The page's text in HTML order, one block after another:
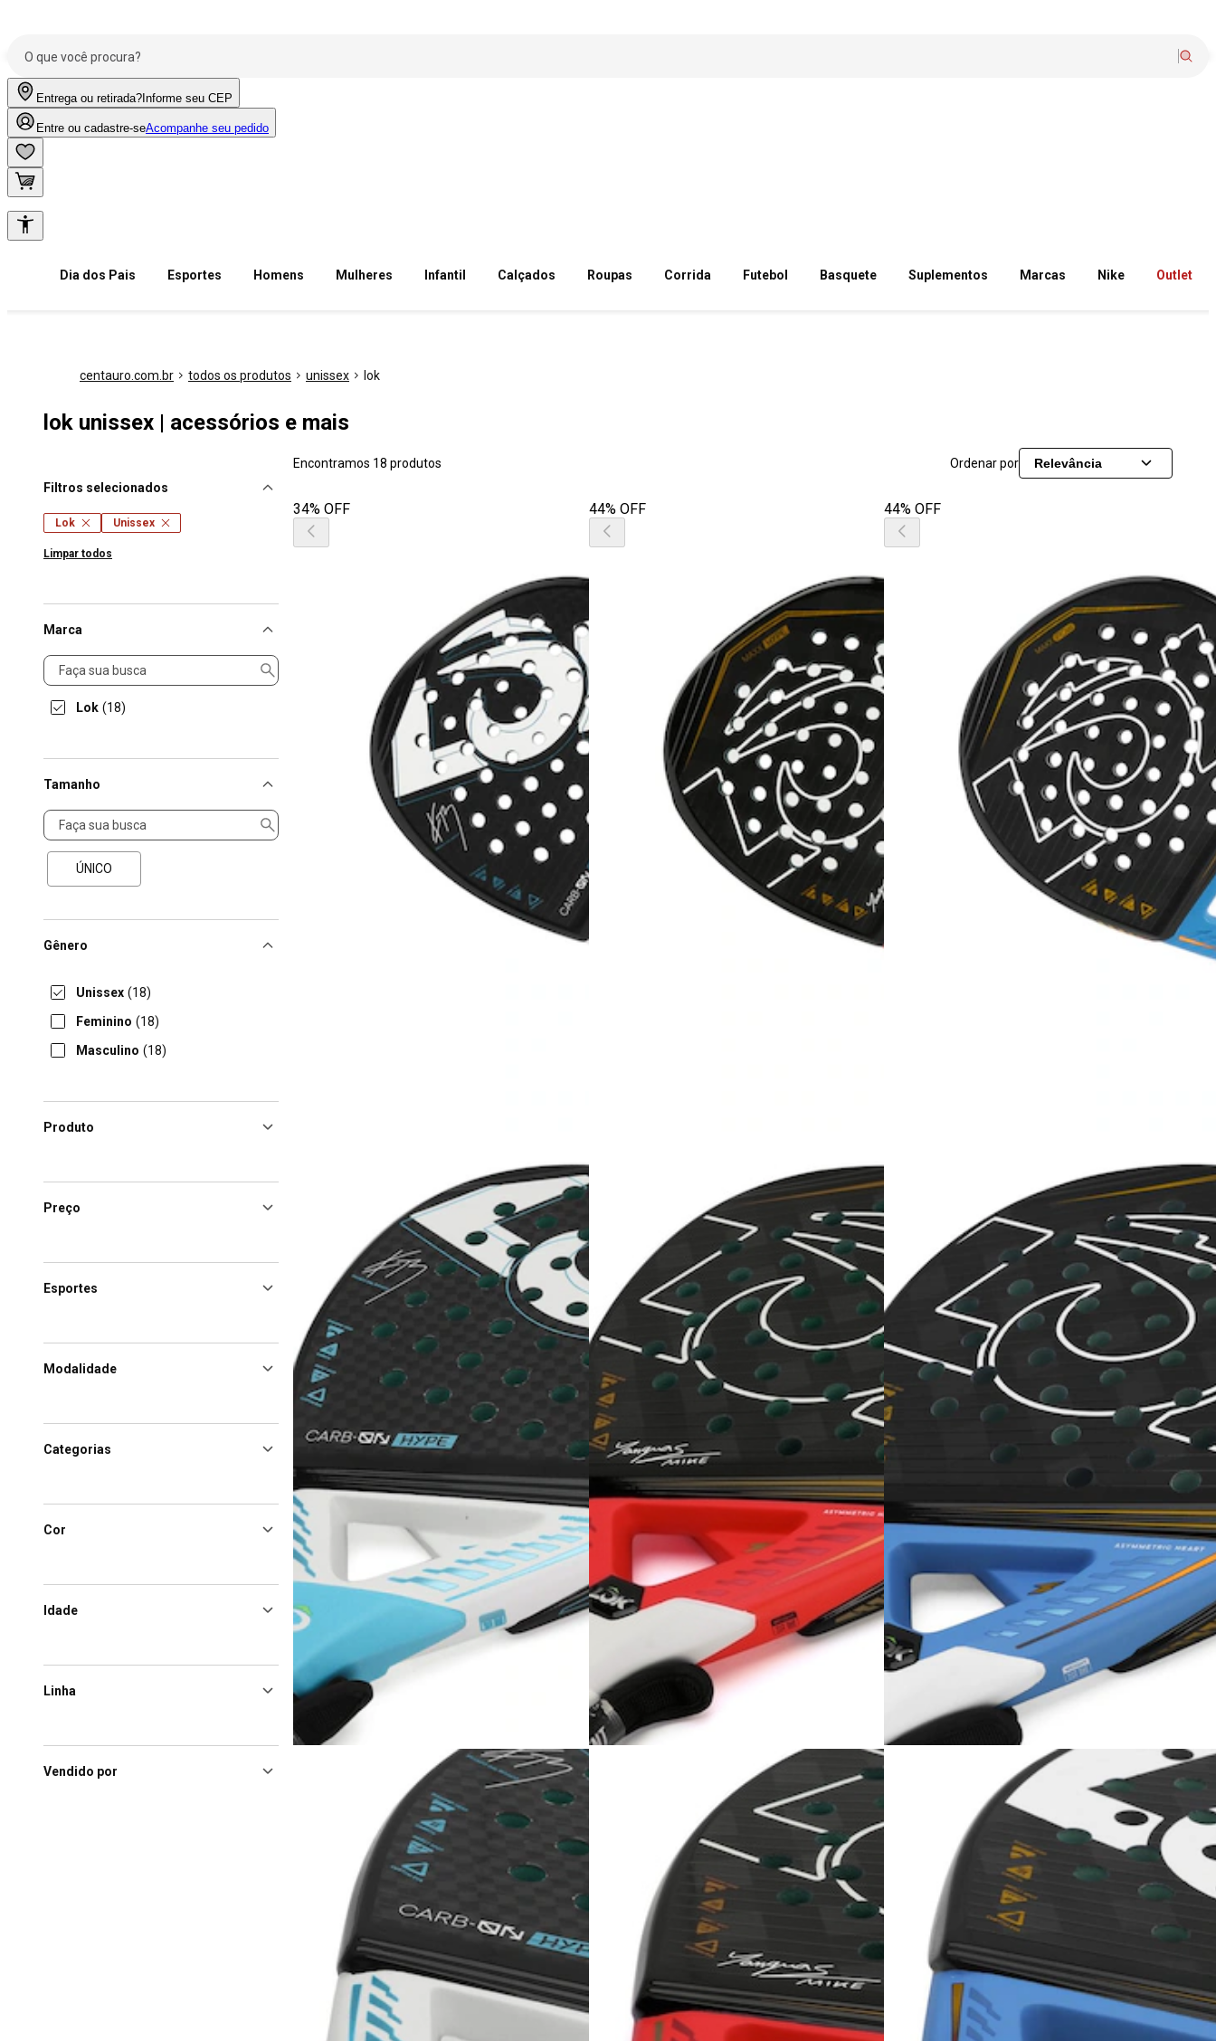
Entrega ou retirada? Informe seu CEP
Entre ou cadastre-seAcompanhe seu pedido
Dia dos Pais Esportes Homens Mulheres Infantil Calçados Roupas Corrida Futebol Basquete Suplementos Marcas Nike Outlet
centauro.com.br todos os produtos unissex lok
lok unissex | acessórios e mais
Filtros selecionados
Lok Unissex
Limpar todos
Marca
Marca
Lok (18)
Tamanho
Tamanho
ÚNICO
Gênero
Unissex (18)
Feminino (18)
Masculino (18)
Produto
Preço
Esportes
Modalidade
Categorias
Cor
Idade
Linha
Vendido por
Encontramos 18 produtos Ordenar por Relevância
34% OFF 44% OFF 44% OFF